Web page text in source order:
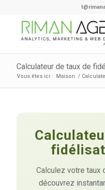
Calculateur de taux de
Vous êtes ici : Maison /
Calculez votre
découvrez